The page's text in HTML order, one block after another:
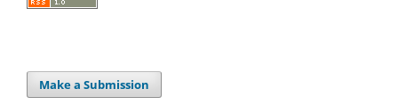
Make a Submission